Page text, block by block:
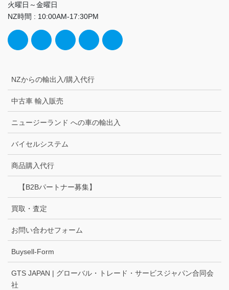
火曜日～金曜日
NZ時間 : 10:00AM-17:30PM
NZからの輸出入/購入代行
中古車 輸入販売
ニュージーランド への車の輸出入
バイセルシステム
商品購入代行
【B2Bパートナー募集】
買取・査定
お問い合わせフォーム
Buysell-Form
GTS JAPAN | グローバル・トレード・サービスジャパン合同会
社